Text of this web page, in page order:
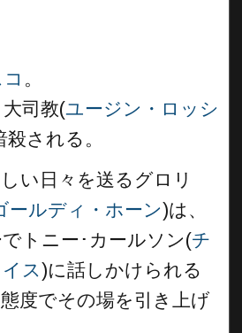
。
司教(ユージン・ロッシ
される。
い日々を送るグロリ
ールディ・ホーン)は、
トニー･カールソン(チ
ス)に話しかけられる
度でその場を引き上げ